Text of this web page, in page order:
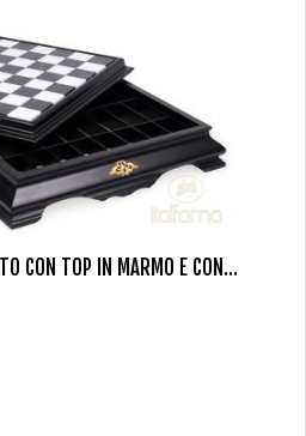
CON TOP IN MARMO E CON...